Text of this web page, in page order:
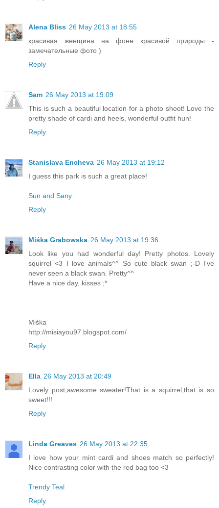
Alena Bliss 26 May 2013 at 18:55
красивая женщина на фоне красивой природы -
замечательные фото )
Reply
Sam 26 May 2013 at 19:09
This is such a beautiful location for a photo shoot! Love the
pretty shade of cardi and heels, wonderful outfit hun!
Reply
Stanislava Encheva 26 May 2013 at 19:12
I guess this park is such a great place!
Sun and Sany
Reply
Miśka Grabowska 26 May 2013 at 19:36
Look like you had wonderful day! Pretty photos. Lovely
squirrel <3 I love animals^^ So cute black swan ;-D I've
never seen a black swan. Pretty^^
Have a nice day, kisses ;*
Miśka
http://misiayou97.blogspot.com/
Reply
Ella 26 May 2013 at 20:49
Lovely post,awesome sweater!That is a squirrel,that is so
sweet!!!
Reply
Linda Greaves 26 May 2013 at 22:35
I love how your mint cardi and shoes match so perfectly!
Nice contrasting color with the red bag too <3
Trendy Teal
Reply